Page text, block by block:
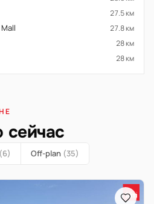
27.5 км
27.8 км
28 км
28 км
сейчас
(6) Off-plan (35)